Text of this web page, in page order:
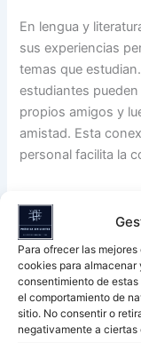
Para ofrecer las
cookies para almacenar
consentimiento de
el comportamiento de
sitio. No consentir o
negativamente a
En lengua y
sus experiencias
temas que
estudiantes
propios amigos y
amistad. Esta
personal facilita la
Leer un cuento
los estudiantes
una experiencia
permite vincular
personales.